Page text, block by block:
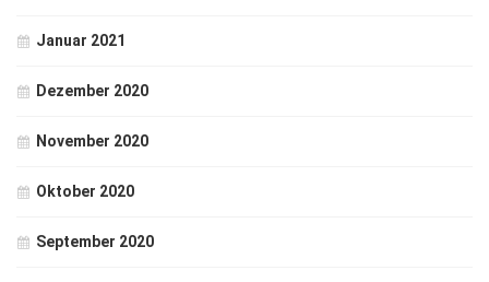
Januar 2021
Dezember 2020
November 2020
Oktober 2020
September 2020